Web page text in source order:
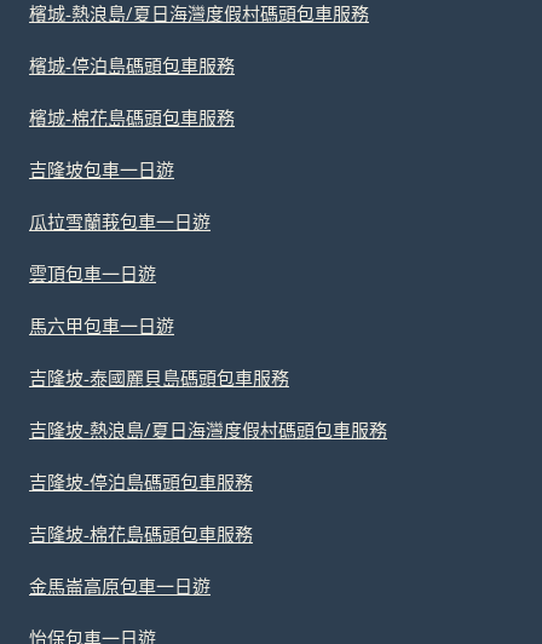
檳城-熱浪島/夏日海灣度假村碼頭包車服務
檳城-停泊島碼頭包車服務
檳城-棉花島碼頭包車服務
吉隆坡包車一日遊
瓜拉雪蘭莪包車一日遊
雲頂包車一日遊
馬六甲包車一日遊
吉隆坡-泰國麗貝島碼頭包車服務
吉隆坡-熱浪島/夏日海灣度假村碼頭包車服務
吉隆坡-停泊島碼頭包車服務
吉隆坡-棉花島碼頭包車服務
金馬崙高原包車一日遊
怡保包車一日遊